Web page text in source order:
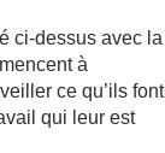
ci-dessus avec la
à
ce qu’ils font
qui leur est